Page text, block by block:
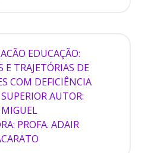
EDUCAÇÃO:
E TRAJETÓRIAS DE
COM DEFICIÊNCIA
AUTOR:
PROFA. ADAIR